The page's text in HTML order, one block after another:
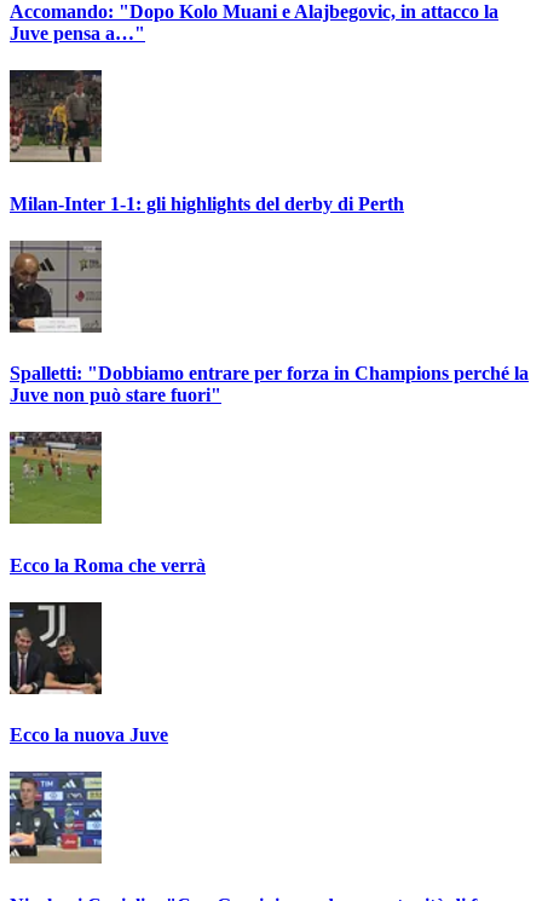
Accomando: "Dopo Kolo Muani e Alajbegovic, in attacco la
Juve pensa a…"
Milan-Inter 1-1: gli highlights del derby di Perth
Spalletti: "Dobbiamo entrare per forza in Champions perché la
Juve non può stare fuori"
Ecco la Roma che verrà
Ecco la nuova Juve